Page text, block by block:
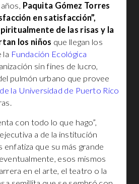
Paquita Gómez Torres
en satisfacción”,
de las risas y la
los niños que llegan los
la Fundación Ecológica
sin fines de lucro,
pulmón urbano que provee
la Universidad de Puerto Rico
con todo lo que hago”,
a de la institución
enfatiza que su más grande
esos mismos
en el arte, el teatro o la